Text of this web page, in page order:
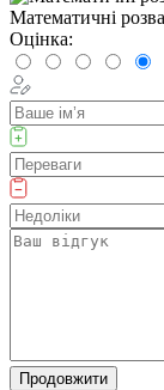
Математичні
Оцінка:
Продовжити